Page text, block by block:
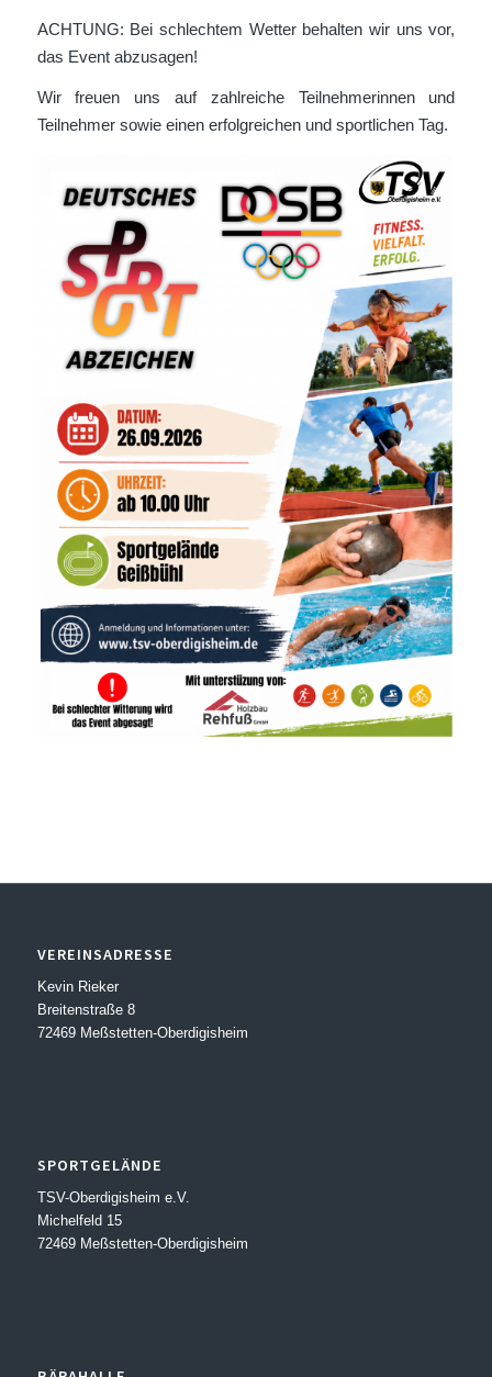
ACHTUNG: Bei schlechtem Wetter behalten wir uns vor,
das Event abzusagen!
Wir freuen uns auf zahlreiche Teilnehmerinnen und
Teilnehmer sowie einen erfolgreichen und sportlichen Tag.
VEREINSADRESSE
Kevin Rieker
Breitenstraße 8
72469 Meßstetten-Oberdigisheim
SPORTGELÄNDE
TSV-Oberdigisheim e.V.
Michelfeld 15
72469 Meßstetten-Oberdigisheim